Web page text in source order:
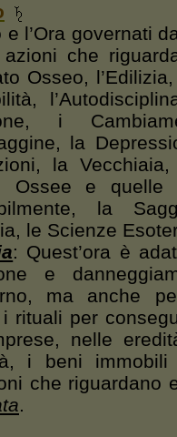
e l’Ora governati
che
Osseo,
i
la
la
Ossee e quelle
la
le Scienze
: Quest’ora è
e
ma anche
i rituali per
nelle
i beni
che riguardano
.